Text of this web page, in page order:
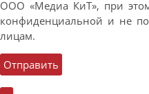
ООО «Медиа КиТ», при
конфиденциальной и не
лицам.